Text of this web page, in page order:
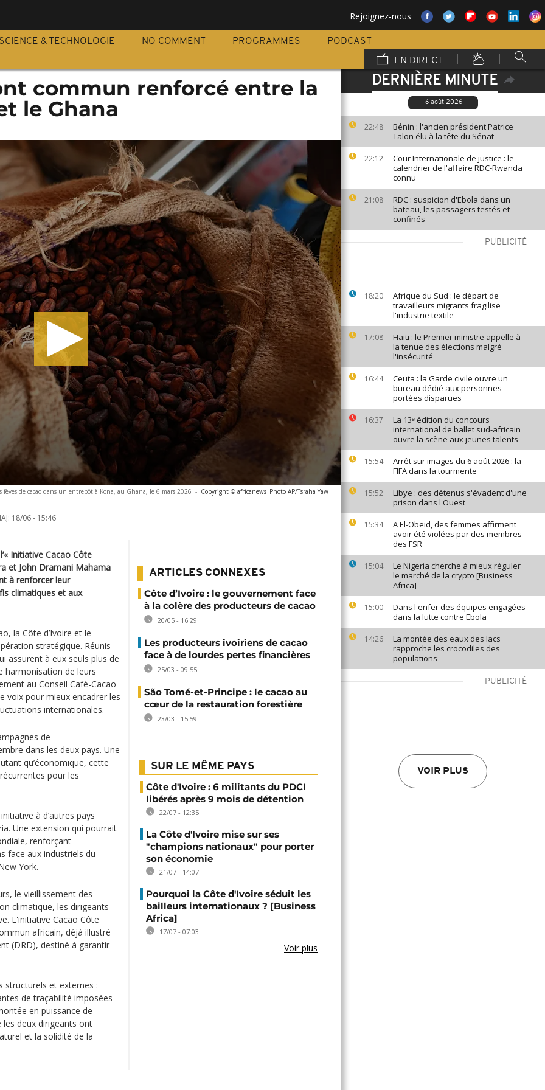
Rejoignez-nous
SCIENCE & TECHNOLOGIE NO COMMENT PROGRAMMES
PODCAST
EN DIRECT
DERNIÈRE MINUTE
6 août 2026
22:48
Bénin : l'ancien président Patrice
Talon élu à la tête du Sénat
22:12
Cour Internationale de justice : le
calendrier de l'affaire RDC-Rwanda
connu
21:08
RDC : suspicion d'Ebola dans un
bateau, les passagers testés et
confinés
PUBLICITÉ
18:20
Afrique du Sud : le départ de
travailleurs migrants fragilise
l'industrie textile
17:08
Haïti : le Premier ministre appelle à
la tenue des élections malgré
l'insécurité
16:44
Ceuta : la Garde civile ouvre un
bureau dédié aux personnes
portées disparues
16:37
La 13ᵉ édition du concours
international de ballet sud-africain
ouvre la scène aux jeunes talents
15:54
Arrêt sur images du 6 août 2026 : la
FIFA dans la tourmente
15:52
Libye : des détenus s'évadent d'une
prison dans l'Ouest
15:34
A El-Obeid, des femmes affirment
avoir été violées par des membres
des FSR
15:04
Le Nigeria cherche à mieux réguler
le marché de la crypto [Business
Africa]
15:00
Dans l'enfer des équipes engagées
dans la lutte contre Ebola
14:26
La montée des eaux des lacs
rapproche les crocodiles des
populations
PUBLICITÉ
VOIR PLUS
commun renforcé entre la
le Ghana
fèves de cacao dans un entrepôt à Kona, au Ghana, le 6 mars 2026 - Copyright © africanews Photo AP/Tsraha Yaw
18/06 - 15:46
Initiative Cacao Côte
et John Dramani Mahama
à renforcer leur
climatiques et aux
la Côte d’Ivoire et le
stratégique. Réunis
assurent à eux seuls plus de
harmonisation de leurs
au Conseil Café-Cacao
voix pour mieux encadrer les
internationales.
de
dans les deux pays. Une
qu’économique, cette
pour les
à d’autres pays
Une extension qui pourrait
renforçant
face aux industriels du
York.
le vieillissement des
climatique, les dirigeants
L'initiative Cacao Côte
africain, déjà illustré
(DRD), destiné à garantir
structurels et externes :
de traçabilité imposées
en puissance de
les deux dirigeants ont
et la solidité de la
ARTICLES CONNEXES
Côte d’Ivoire : le gouvernement face
à la colère des producteurs de cacao
20/05 - 16:29
Les producteurs ivoiriens de cacao
face à de lourdes pertes financières
25/03 - 09:55
São Tomé-et-Principe : le cacao au
cœur de la restauration forestière
23/03 - 15:59
SUR LE MÊME PAYS
Côte d'Ivoire : 6 militants du PDCI
libérés après 9 mois de détention
22/07 - 12:35
La Côte d'Ivoire mise sur ses
"champions nationaux" pour porter
son économie
21/07 - 14:07
Pourquoi la Côte d'Ivoire séduit les
bailleurs internationaux ? [Business
Africa]
17/07 - 07:03
Voir plus